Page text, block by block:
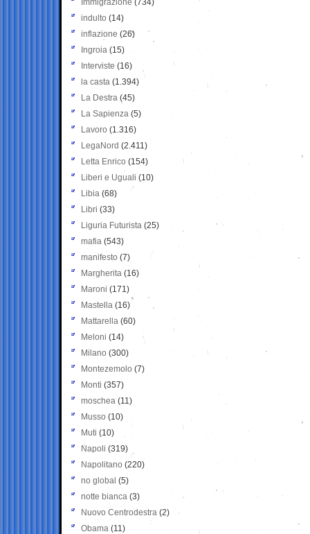
Immigrazione (734)
indulto (14)
inflazione (26)
Ingroia (15)
Interviste (16)
la casta (1.394)
La Destra (45)
La Sapienza (5)
Lavoro (1.316)
LegaNord (2.411)
Letta Enrico (154)
Liberi e Uguali (10)
Libia (68)
Libri (33)
Liguria Futurista (25)
mafia (543)
manifesto (7)
Margherita (16)
Maroni (171)
Mastella (16)
Mattarella (60)
Meloni (14)
Milano (300)
Montezemolo (7)
Monti (357)
moschea (11)
Musso (10)
Muti (10)
Napoli (319)
Napolitano (220)
no global (5)
notte bianca (3)
Nuovo Centrodestra (2)
Obama (11)